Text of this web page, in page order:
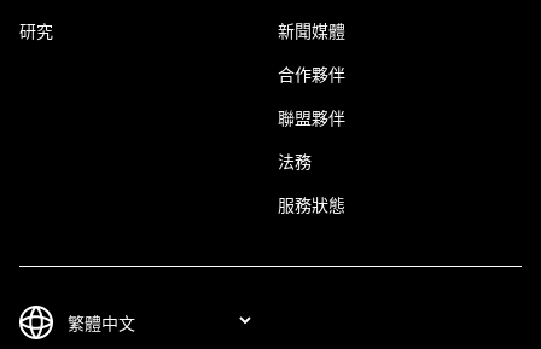
研究 新聞媒體
合作夥伴
聯盟夥伴
法務
服務狀態